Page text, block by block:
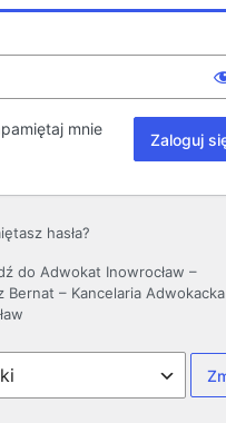
mnie
hasła?
do Adwokat Inowrocław –
Bernat – Kancelaria Adwokacka